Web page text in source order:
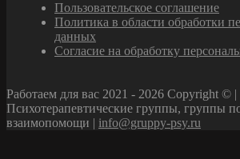
Пользовательское соглашение
Политика в области обработки
данных
Согласие на обработку
Работаем для вас 2021 - 2026 Copyright © |
Психотерапевтические группы, группы
взаимопомощи | info@gruppy-psy.ru